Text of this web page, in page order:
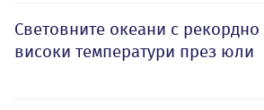
Световните океани с рекордно
високи температури през юли